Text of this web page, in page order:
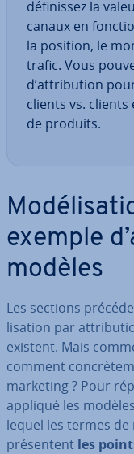
dé­fi­nis­sez la
canaux en
la position, le
trafic. Vous
d’at­tri­bu­tion
clients vs.
de produits.
exemple
modèles
Les sections
li­sa­tion par
existent. Mais
comment
marketing ? Pour
appliqué les
lequel les termes
pré­sen­tent les